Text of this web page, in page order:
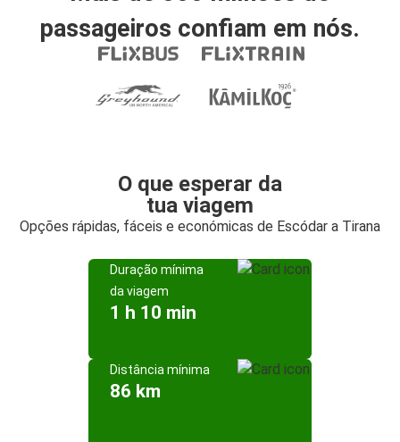
passageiros confiam em nós.
O que esperar da
tua viagem
Opções rápidas, fáceis e económicas de Escódar a Tirana
Duração mínima
da viagem
1 h 10 min
Distância mínima
86 km